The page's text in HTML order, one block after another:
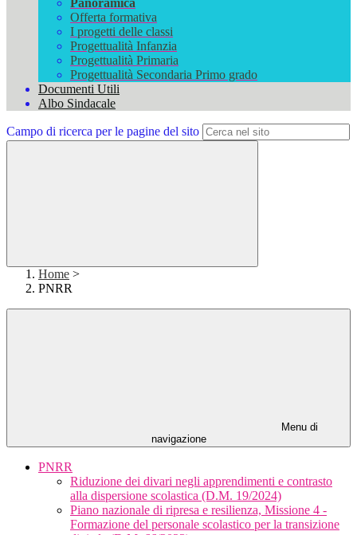
Panoramica
Offerta formativa
I progetti delle classi
Progettualità Infanzia
Progettualità Primaria
Progettualità Secondaria Primo grado
Documenti Utili
Albo Sindacale
Campo di ricerca per le pagine del sito
Home >
PNRR
Menu di
navigazione
PNRR
Riduzione dei divari negli apprendimenti e contrasto
alla dispersione scolastica (D.M. 19/2024)
Piano nazionale di ripresa e resilienza, Missione 4 -
Formazione del personale scolastico per la transizione